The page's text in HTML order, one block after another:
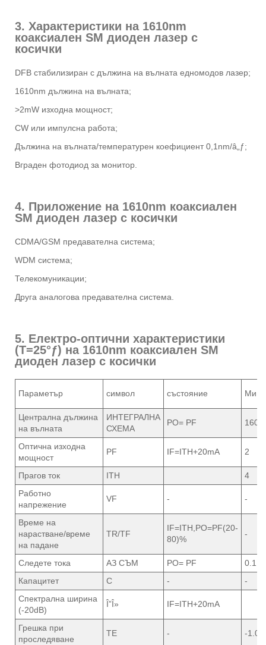
3. Характеристики на 1610nm
коаксиален SM диоден лазер с
косички
DFB стабилизиран с дължина на вълната едномодов лазер;
1610nm дължина на вълната;
>2mW изходна мощност;
CW или импулсна работа;
Дължина на вълната/температурен коефициент 0,1nm/â„ƒ;
Вграден фотодиод за монитор.
4. Приложение на 1610nm коаксиален
SM диоден лазер с косички
CDMA/GSM предавателна система;
WDM система;
Телекомуникации;
Друга аналогова предавателна система.
5. Електро-оптични характеристики
(T=25°ƒ) на 1610nm коаксиален SM
диоден лазер с косички
Параметър символ състояние Мин.
Централна дължина
на вълната
ИНТЕГРАЛНА
СХЕМА
PO= PF 1600
Оптична изходна
мощност
PF IF=ITH+20mA 2
Прагов ток ITH
4
Работно
напрежение
VF - -
Време на
нарастване/време
на падане
TR/TF
IF=ITH,PO=PF(20-
80)%
-
Следете тока АЗ СЪМ PO= PF
0.1
Капацитет
C -
-
Спектрална ширина
(-20dB)
Î”Î» IF=ITH+20mA
Грешка при
проследяване
TE - -1.0